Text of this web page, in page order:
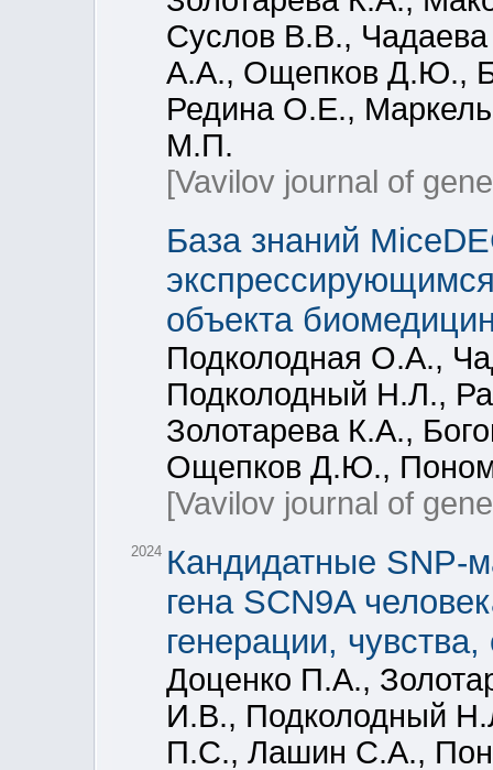
Суслов В.В.,
А.А., Ощепков Д.Ю.,
Редина О.Е.,
М.П.
[Vavilov journal of
База знаний
объекта
Подколодная О.А.,
Подколодный Н.Л.,
Золотарева К.А.,
Ощепков Д.Ю.,
[Vavilov journal of
2024 Кандидатные SNP-
гена SCN9A
генерации,
Доценко П.А.,
И.В., Подколодный
П.С., Лашин С.А.,